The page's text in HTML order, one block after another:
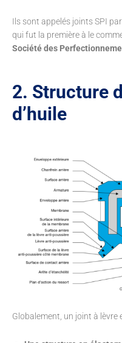
Ils sont appelés joints SPI
qui fut la première à le
Société des
2. Structure
d’huile
Globalement, un joint à lèvre